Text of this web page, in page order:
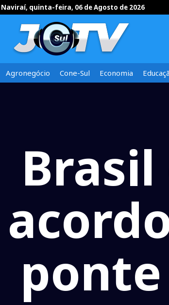
Naviraí, quinta-feira, 06 de Agosto de 2026
Agronegócio Cone-Sul Economia